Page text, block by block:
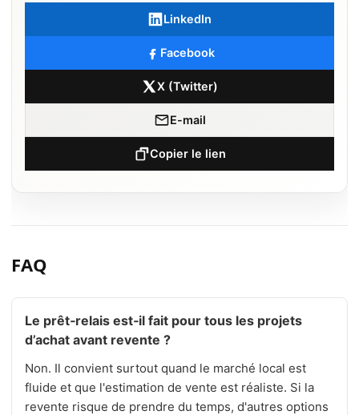
LinkedIn
Facebook
X (Twitter)
E-mail
Copier le lien
FAQ
Le prêt‑relais est‑il fait pour tous les projets
d’achat avant revente ?
Non. Il convient surtout quand le marché local est
fluide et que l'estimation de vente est réaliste. Si la
revente risque de prendre du temps, d'autres options